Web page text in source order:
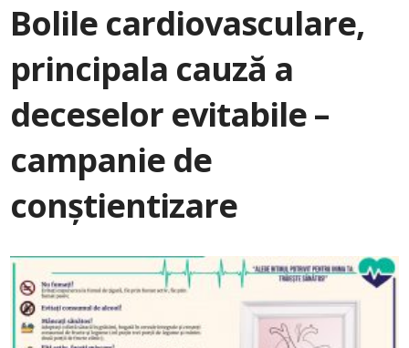
Bolile cardiovasculare,
principala cauză a
deceselor evitabile –
campanie de
conștientizare